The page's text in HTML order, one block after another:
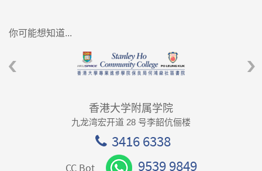
你可能想知道...
香港大学附属学院
九龙湾宏开道 28 号李韶伉俪楼
3416 6338
CC Bot 9539 9849